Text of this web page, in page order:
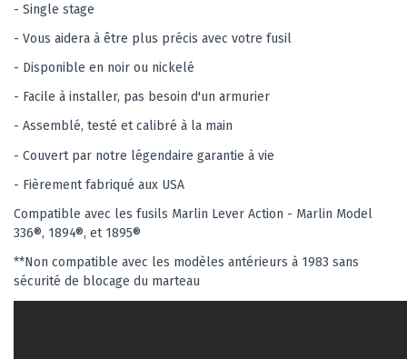
- Single stage
- Vous aidera à être plus précis avec votre fusil
- Disponible en noir ou nickelé
- Facile à installer, pas besoin d'un armurier
- Assemblé, testé et calibré à la main
- Couvert par notre légendaire garantie à vie
- Fièrement fabriqué aux USA
Compatible avec les fusils Marlin Lever Action - Marlin Model
336®, 1894®, et 1895®
**Non compatible avec les modèles antérieurs à 1983 sans
sécurité de blocage du marteau